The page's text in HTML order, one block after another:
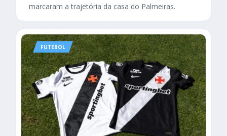
marcaram a trajetória da casa do Palmeiras.
FUTEBOL